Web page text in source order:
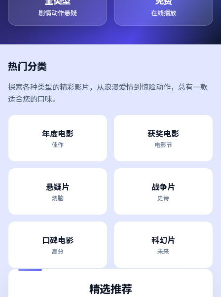
剧情动作悬疑 在线播放
热门分类
探索各种类型的精彩影片，从浪漫爱情到惊险动作，总有一款
适合您的口味。
年度电影
佳作
获奖电影
电影节
悬疑片
烧脑
战争片
史诗
口碑电影
高分
科幻片
未来
精选推荐